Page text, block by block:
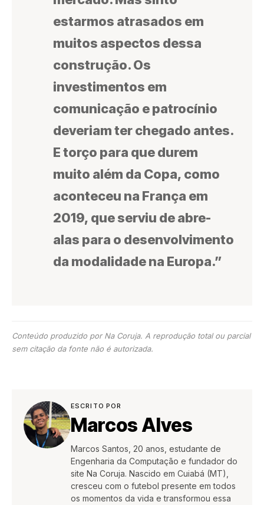
estarmos atrasados em
muitos aspectos dessa
construção. Os
investimentos em
comunicação e patrocínio
deveriam ter chegado antes.
E torço para que durem
muito além da Copa, como
aconteceu na França em
2019, que serviu de abre-
alas para o desenvolvimento
da modalidade na Europa.”
Conteúdo produzido por Na Coruja. A reprodução total ou parcial
sem citação da fonte não é autorizada.
ESCRITO POR
Marcos Alves
Marcos Santos, 20 anos, estudante de
Engenharia da Computação e fundador do
site Na Coruja. Nascido em Cuiabá (MT),
cresceu com o futebol presente em todos
os momentos da vida e transformou essa